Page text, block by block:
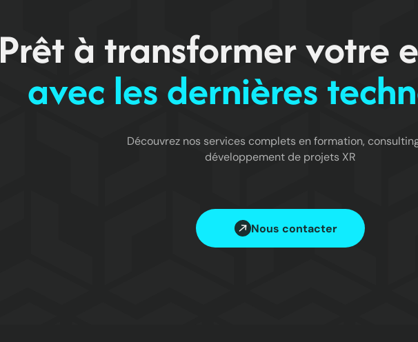
Prêt à transformer votre
avec les dernières
Découvrez nos services complets en formation,
développement de projets XR
Nous contacter